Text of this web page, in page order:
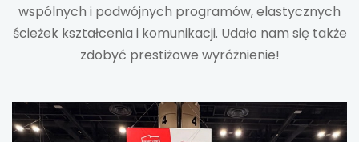
uwaga, link otwiera się w nowej karcie
uwaga, link otwiera się w nowej karcie
uwaga, link otwiera się w nowej karcie
wspólnych i podwójnych programów, elastycznych
ścieżek kształcenia i komunikacji. Udało nam się także
zdobyć prestiżowe wyróżnienie!